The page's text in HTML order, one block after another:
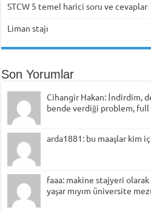
STCW 5 temel harici soru ve cevaplar
Liman stajı
Son Yorumlar
Cihangir Hakan: İndirdim,
bende verdiği problem, full
arda1881: bu maaşlar kim
faaa: makine stajyeri
yaşar mıyım üniversite